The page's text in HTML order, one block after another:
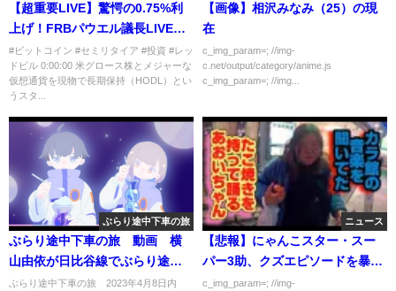
【超重要LIVE】驚愕の0.75%利
上げ！FRBパウエル議長LIVEス
ピーチ翻訳！パーシー砲wでマー
ケット暴落熱望！
#ビットコイン #セミリタイア #投資 #レッ
ドピル 0:00:00 米グロース株とメジャーな
仮想通貨を現物で長期保持（HODL）とい
うスタ...
【画像】相沢みなみ（25）の現
在
c_img_param=; //img-
c.net/output/category/anime.js
c_img_param=; //img...
ぶらり途中下車の旅
ぶらり途中下車の旅 動画 横
山由依が日比谷線でぶらり途中
下車の旅 4月8日
ぶらり途中下車の旅 2023年4月8日内
ニュース
【悲報】にゃんこスター・スー
パー3助、クズエピソードを暴露
される
c_img_param=; //img-